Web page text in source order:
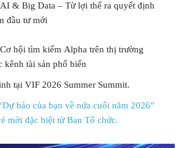
AI & Big Data – Từ lợi thế ra quyết định
đầu tư mới
Cơ hội tìm kiếm Alpha trên thị trường
kênh tài sản phổ biến
Tìm hiểu chương trình tại VIF 2026 Summer Summit.
báo của bạn về nửa cuối năm 2026”
mời đặc biệt từ Ban Tổ chức.